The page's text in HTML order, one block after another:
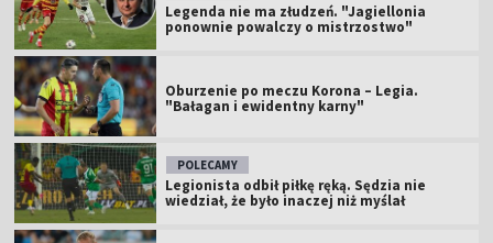
Legenda nie ma złudzeń. "Jagiellonia
ponownie powalczy o mistrzostwo"
Oburzenie po meczu Korona – Legia.
"Bałagan i ewidentny karny"
POLECAMY
Legionista odbił piłkę ręką. Sędzia nie
wiedział, że było inaczej niż myślał